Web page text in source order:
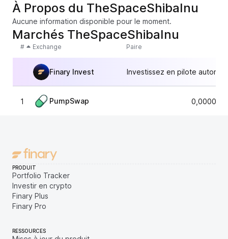
À Propos du TheSpaceShibaInu
Aucune information disponible pour le moment.
Marchés TheSpaceShibaInu
# Exchange Paire
Finary Invest Investissez en pilote
1 PumpSwap
PRODUIT
Portfolio Tracker
Investir en crypto
Finary Plus
Finary Pro
RESSOURCES